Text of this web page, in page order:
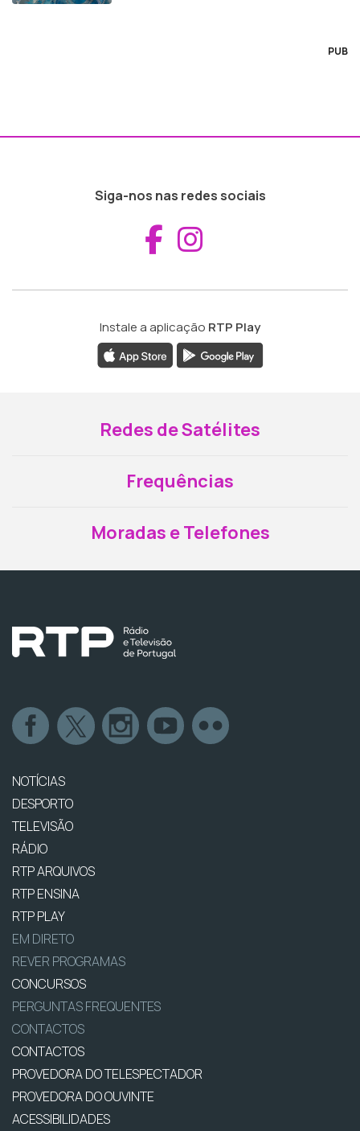
PUB
Siga-nos nas redes sociais
Aceder ao
Instale a aplicação RTP Play
Redes de Satélites
Frequências
Moradas e Telefones
NOTÍCIAS
DESPORTO
TELEVISÃO
RÁDIO
RTP ARQUIVOS
RTP ENSINA
RTP PLAY
EM DIRETO
REVER PROGRAMAS
CONCURSOS
PERGUNTAS FREQUENTES
CONTACTOS
CONTACTOS
PROVEDORA DO TELESPECTADOR
PROVEDORA DO OUVINTE
ACESSIBILIDADES